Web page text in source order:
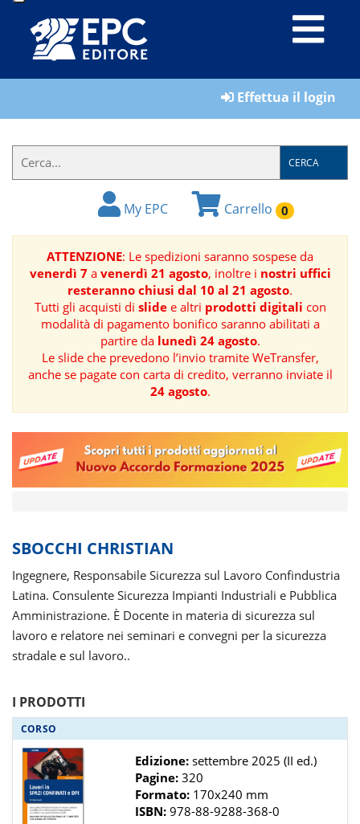
LIBRI
IL
FORMATORE
BOOK
RIVISTE
MANUALISTICA
SOFTWARE
AREE
TEMATICHE
Effettua il login
CERCA
My EPC Carrello 0
ATTENZIONE: Le spedizioni saranno sospese da
venerdì 7a venerdì 21 agosto, inoltre i nostri uffici
resteranno chiusi dal 10 al 21 agosto.
Tutti gli acquisti di slidee altri prodotti digitali con
modalità di pagamento bonifico saranno abilitati a
partire da lunedì 24 agosto.
Le slide che prevedono l’invio tramite WeTransfer,
anche se pagate con carta di credito, verranno inviate il
24 agosto.
SBOCCHI CHRISTIAN
Ingegnere, Responsabile Sicurezza sul Lavoro Confindustria
Latina. Consulente Sicurezza Impianti Industriali e Pubblica
Amministrazione. È Docente in materia di sicurezza sul
lavoro e relatore nei seminari e convegni per la sicurezza
stradale e sul lavoro..
I PRODOTTI
CORSO
Edizione:settembre 2025 (II ed.)
Pagine: 320
Formato:170x240 mm
ISBN:978-88-9288-368-0